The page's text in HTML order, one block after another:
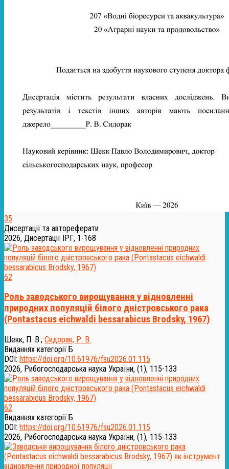
35
Дисертації та автореферати
2026, Дисертації ІРГ, 1-168
62
Роль заводського вирощування у відновленні
природних популяцій білого дністровського рака
(Pontastacus eichwaldi bessarabicus Brodsky, 1967)
Шекк, П. В.; Сидорак, Р. В.
Виданнях категорії Б
DOI: https://doi.org/10.61976/fsu2026.01.115
2026, Рибогосподарська наука України, (1), 115-133
62
Виданнях категорії Б
DOI: https://doi.org/10.61976/fsu2026.01.115
2026, Рибогосподарська наука України, (1), 115-133